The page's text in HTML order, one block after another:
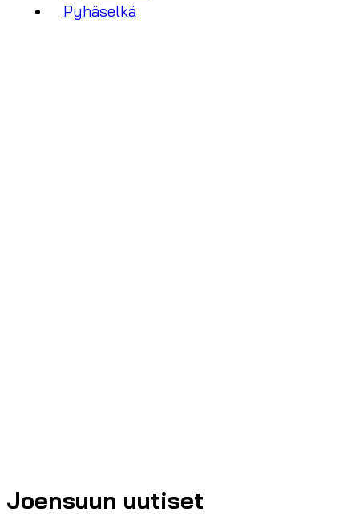
Pyhäselkä
Joensuun uutiset